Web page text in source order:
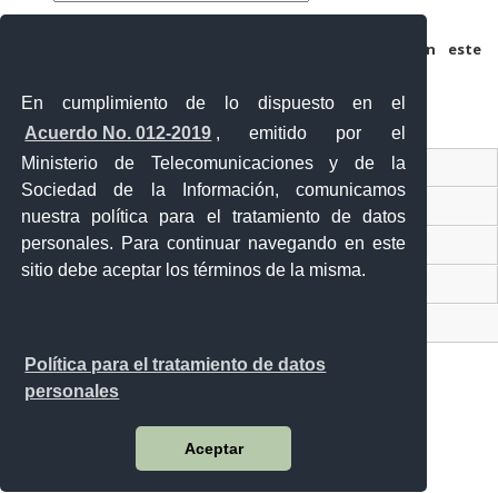
En cumplimiento de lo dispuesto en el
Acuerdo No. 012-2019 , emitido por el
Ministerio de Telecomunicaciones y de la
Sociedad de la Información, comunicamos
nuestra política para el tratamiento de datos
personales. Para continuar navegando en este
sitio debe aceptar los términos de la misma.
Política para el tratamiento de datos
personales
Aceptar
Guarda mi nombre, correo electrónico y web en este
Ventanilla Única Virtual
Ventanilla Única de Comercio Exterior
Gobierno Abierto
Malecón y Aguirre
Guayaquil - Ecuador